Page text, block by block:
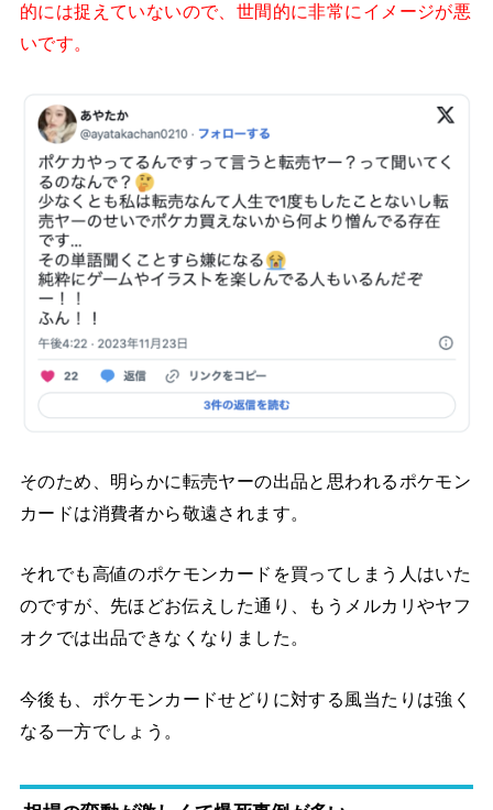
的には捉えていないので、世間的に非常にイメージが悪
いです。
そのため、明らかに転売ヤーの出品と思われるポケモン
カードは消費者から敬遠されます。
それでも高値のポケモンカードを買ってしまう人はいた
のですが、先ほどお伝えした通り、もうメルカリやヤフ
オクでは出品できなくなりました。
今後も、ポケモンカードせどりに対する風当たりは強く
なる一方でしょう。